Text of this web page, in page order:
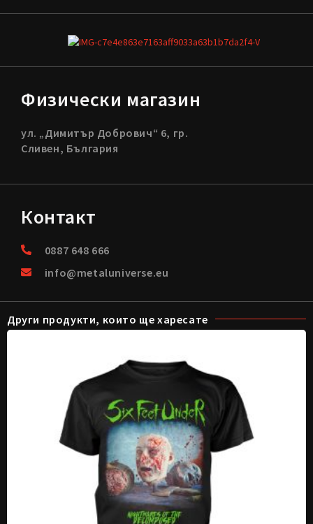
Физически магазин
ул. „Димитър Добрович“ 6, гр.
Сливен, България
Контакт
0887 648 666
info@metaluniverse.eu
Други продукти, които ще харесате